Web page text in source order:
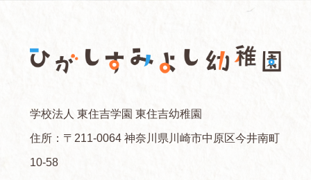
学校法人 東住吉学園 東住吉幼稚園
住所：〒211-0064 神奈川県川崎市中原区今井南町
10-58